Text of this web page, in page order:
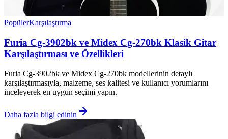
PopülerKarşılaştırma
Furia Cg-3902bk ve Midex Cg-270bk Klasik Gitar
Karşılaştırması ve Özellikleri
Furia Cg-3902bk ve Midex Cg-270bk modellerinin detaylı
karşılaştırmasıyla, malzeme, ses kalitesi ve kullanıcı yorumlarını
inceleyerek en uygun seçimi yapın.
Daha fazla bilgi edinin